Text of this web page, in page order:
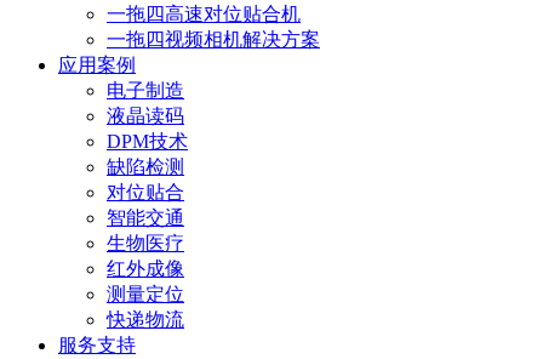
一拖四高速对位贴合机
一拖四视频相机解决方案
应用案例
电子制造
液晶读码
DPM技术
缺陷检测
对位贴合
智能交通
生物医疗
红外成像
测量定位
快递物流
服务支持